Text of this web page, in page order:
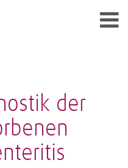
der